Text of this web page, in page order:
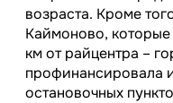
возраста. Кроме
Каймоново, которые
км от райцентра –
профинансировала
остановочных